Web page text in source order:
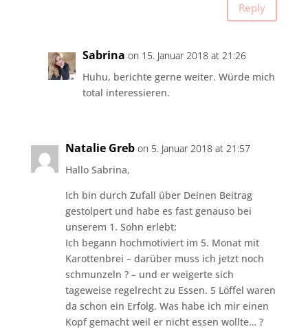
Reply
Sabrina on 15. Januar 2018 at 21:26
Huhu, berichte gerne weiter. Würde mich
total interessieren.
Natalie Greb on 5. Januar 2018 at 21:57
Hallo Sabrina,
Ich bin durch Zufall über Deinen Beitrag
gestolpert und habe es fast genauso bei
unserem 1. Sohn erlebt:
Ich begann hochmotiviert im 5. Monat mit
Karottenbrei – darüber muss ich jetzt noch
schmunzeln ? – und er weigerte sich
tageweise regelrecht zu Essen. 5 Löffel waren
da schon ein Erfolg. Was habe ich mir einen
Kopf gemacht weil er nicht essen wollte… ?